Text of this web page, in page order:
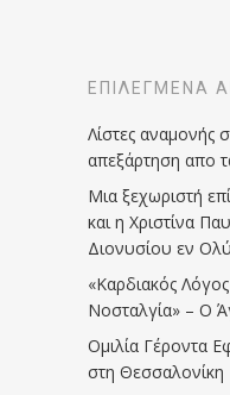
ΕΠΙΛΕΓΜΈΝΑ
Λίστες αναμονής
απεξάρτηση απο
Μια ξεχωριστή
και η Χριστίνα
Διονυσίου εν
«Καρδιακός
Νοσταλγία» – Ο
Ομιλία Γέροντα
στη Θεσσαλονίκη